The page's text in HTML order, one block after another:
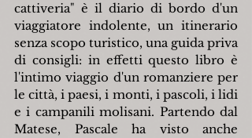
cattiveria" è il diario di bordo d'un
viaggiatore indolente, un itinerario
senza scopo turistico, una guida priva
di consigli: in effetti questo libro è
l'intimo viaggio d'un romanziere per
le città, i paesi, i monti, i pascoli, i lidi
e i campanili molisani. Partendo dal
Matese, Pascale ha visto anche